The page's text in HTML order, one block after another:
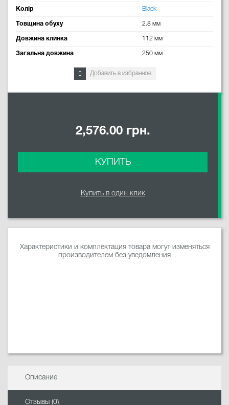
Колір Black
Товщина обуху 2.8 мм
Довжина клинка 112 мм
Загальна довжина 250 мм
Добавить в избранное
2,576.00 грн.
КУПИТЬ
Купить в один клик
Характеристики и комплектация товара могут изменяться
производителем без уведомления
Описание
Отзывы (0)